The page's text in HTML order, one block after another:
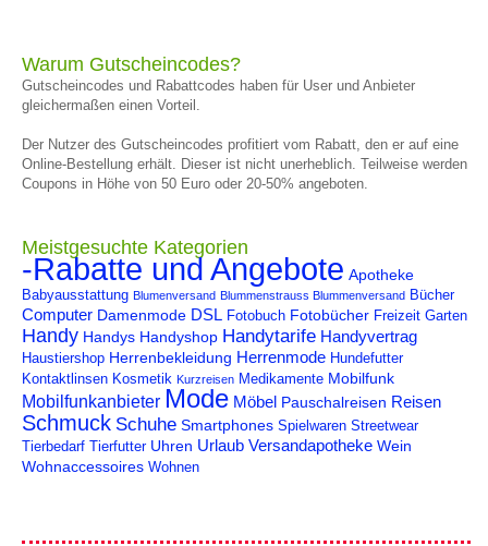
Warum Gutscheincodes?
Gutscheincodes und Rabattcodes haben für User und Anbieter
gleichermaßen einen Vorteil.
Der Nutzer des Gutscheincodes profitiert vom Rabatt, den er auf eine
Online-Bestellung erhält. Dieser ist nicht unerheblich. Teilweise werden
Coupons in Höhe von 50 Euro oder 20-50% angeboten.
Meistgesuchte Kategorien
-Rabatte und Angebote Apotheke
Babyausstattung Blumenversand Blummenstrauss Blummenversand Bücher
Computer Damenmode DSL Fotobuch Fotobücher Freizeit Garten
Handy Handys Handyshop Handytarife Handyvertrag
Haustiershop Herrenbekleidung Herrenmode Hundefutter
Kontaktlinsen Kosmetik Kurzreisen Medikamente Mobilfunk
Mobilfunkanbieter Mode Möbel Pauschalreisen Reisen
Schmuck Schuhe Smartphones Spielwaren Streetwear
Tierbedarf
Tierfutter Uhren Urlaub Versandapotheke Wein
Wohnaccessoires Wohnen